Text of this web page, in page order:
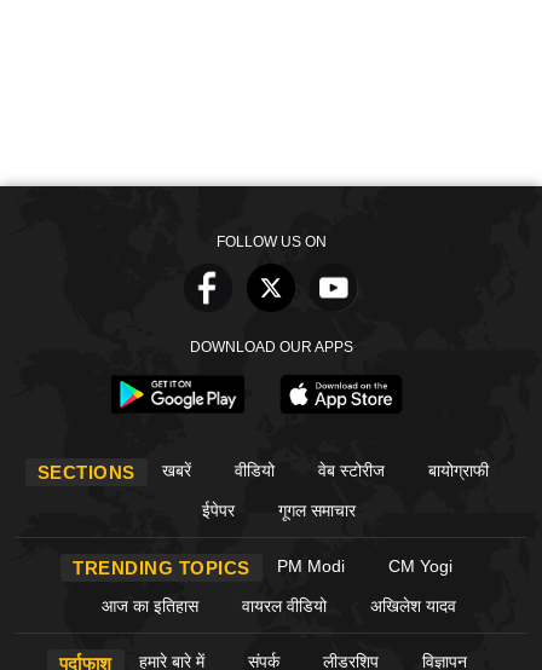
FOLLOW US ON
DOWNLOAD OUR APPS
SECTIONS खबरें वीडियो वेब स्टोरीज बायोग्राफी
ईपेपर गूगल समाचार
TRENDING TOPICS PM Modi CM Yogi
आज का इतिहास वायरल वीडियो अखिलेश यादव
पर्दाफाश हमारे बारे में संपर्क लीडरशिप विज्ञापन